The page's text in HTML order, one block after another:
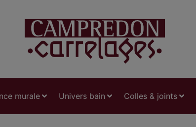
murale Univers bain Colles & joints